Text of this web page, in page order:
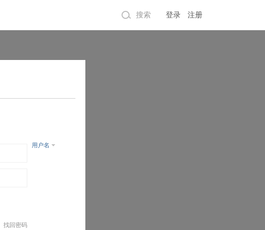
登录 注册
搜索
用户名
找回密码